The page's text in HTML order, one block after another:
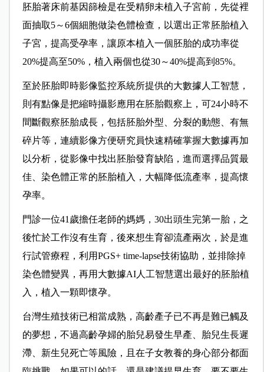
胚胎著床前基因篩檢是在受精卵未植入子宮前，先從裡
面抽取5～6個細胞做染色體檢查，以選出正常胚胎植入
子宮，提高受孕率，讓原本植入一個胚胎的成功率從
20%提高至50%，植入兩個也從30～40%提高到85%。
至於胚胎即時影像監控系統所提供的大數據人工智慧，
則有點像是把縮時攝影應用在胚胎觀察上，可24小時不
間斷觀察胚胎成長，包括胚胎外型、分裂的動態、有無
碎片等，連續影像方便研究員快速精確掌握大數據再加
以分析，從影像中找出胚胎發育缺陷，進而選擇品質最
佳、染色體正常的胚胎植入，大幅降低流產率，提高懷
孕率。
門診一位41歲擔任老師的媽媽，30出頭生完第一胎，之
後忙於工作沒有生育，後來想生育卻流產兩次，於是進
行試管療程，利用PGS+ time-lapse技術協助，並排除掉
染色體變異，再用大數據AI人工智慧選出最好的胚胎植
入，植入一顆即懷孕。
台灣生殖技術已相當成熟，高齡產子已不再是難已觸及
的夢想，不過高齡孕婦的胎兒易發生早產、胎兒生長遲
滯、新生兒死亡等風險，且在子女教養的身心部分都面